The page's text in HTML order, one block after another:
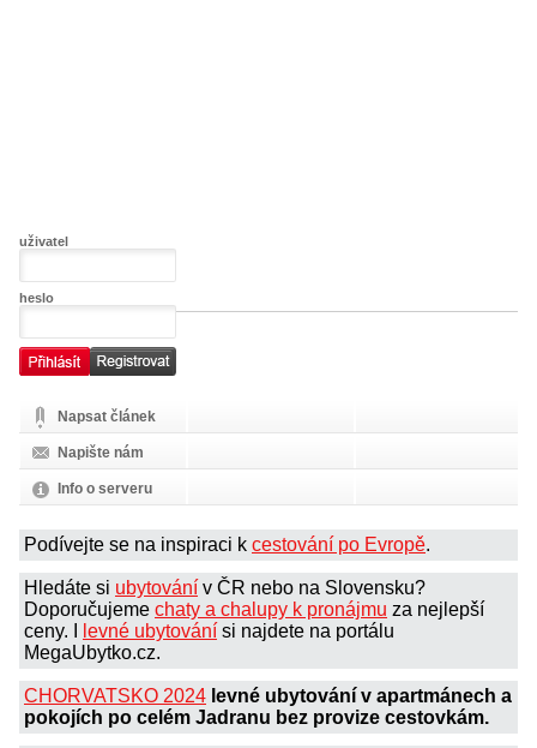
uživatel
heslo
Napsat článek
Napište nám
Info o serveru
Podívejte se na inspiraci k cestování po Evropě.
Hledáte si ubytování v ČR nebo na Slovensku?
Doporučujeme chaty a chalupy k pronájmu za nejlepší
ceny. I
levné ubytování si najdete na portálu
MegaUbytko.cz.
CHORVATSKO 2024 levné ubytování v apartmánech a
pokojích po celém Jadranu bez provize cestovkám.